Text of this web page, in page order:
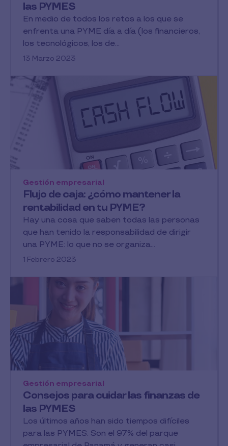
las PYMES
En medio de todos los retos a los que se
enfrenta una PYME día a día (los financieros,
los tecnológicos, los de...
13 Marzo 2023
Flujo de caja: ¿cómo mantener la
rentabilidad en tu PYME?
Gestión empresarial
Hay una cosa que saben todas las personas
que han tenido la responsabilidad de dirigir
una PYME: lo que no se organiza...
1 Febrero 2023
Consejos para cuidar las finanzas de
las PYMES
Gestión empresarial
Los últimos años han sido tiempos difíciles
para las PYMES. Son el 97% del parque